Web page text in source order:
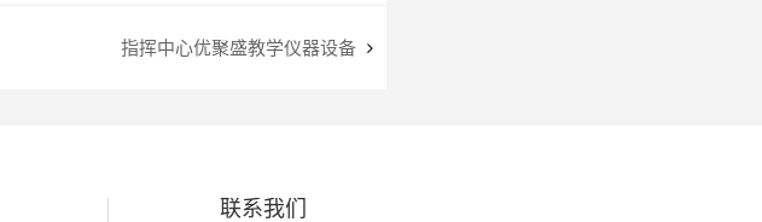
指挥中心优聚盛教学仪器设备
联系我们